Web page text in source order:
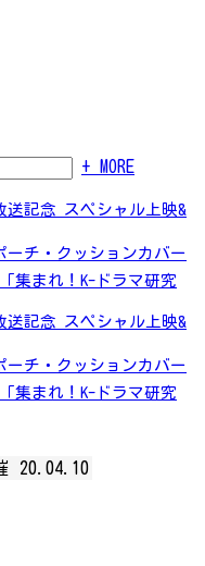
+ MORE
送記念 スペシャル上映&
ーチ・クッションカバー
集まれ！K-ドラマ研究
送記念 スペシャル上映&
ーチ・クッションカバー
集まれ！K-ドラマ研究
20.04.10